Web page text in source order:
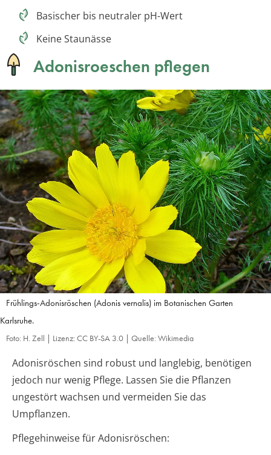
Basischer bis neutraler pH-Wert
Keine Staunässe
Adonisroeschen pflegen
Frühlings-Adonisröschen (Adonis vernalis) im Botanischen Garten
Karlsruhe.
Foto: H. Zell | Lizenz: CC BY-SA 3.0 | Quelle: Wikimedia
Adonisröschen sind robust und langlebig, benötigen
jedoch nur wenig Pflege. Lassen Sie die Pflanzen
ungestört wachsen und vermeiden Sie das
Umpflanzen.
Pflegehinweise für Adonisröschen: